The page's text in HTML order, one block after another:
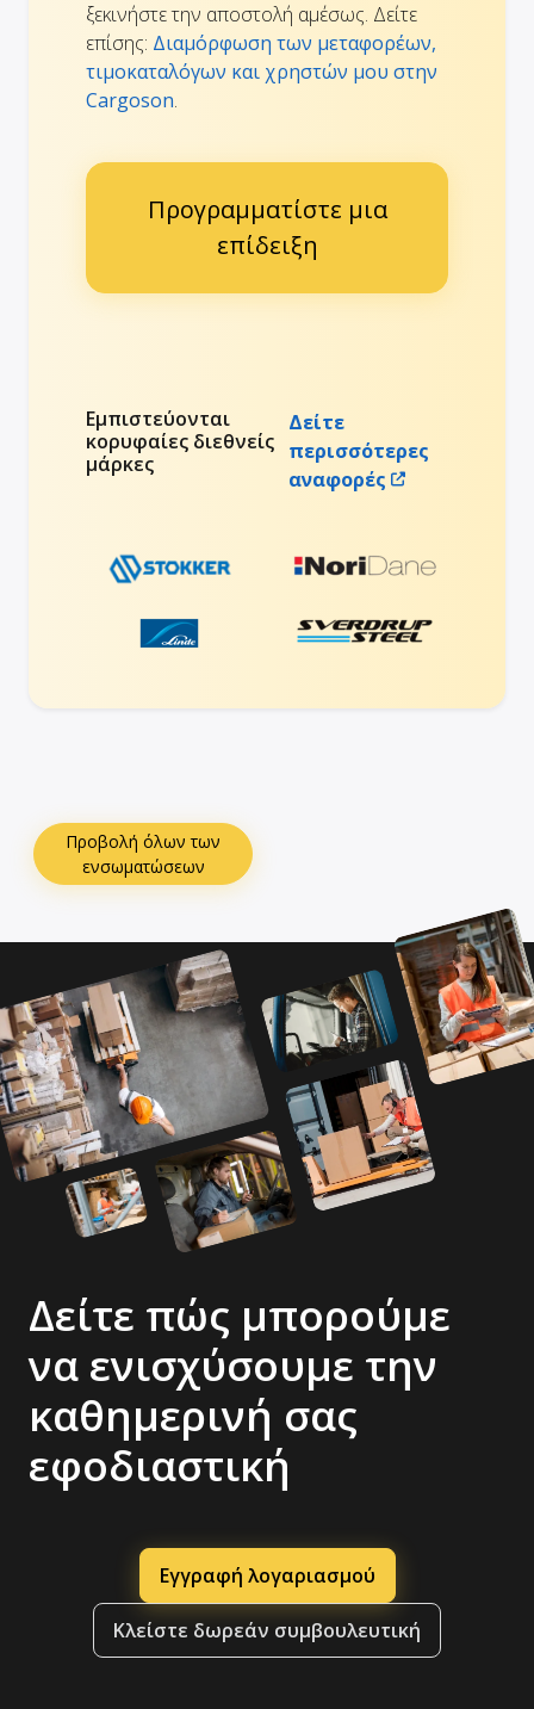
ξεκινήστε την αποστολή αμέσως. Δείτε
επίσης: Διαμόρφωση των μεταφορέων,
τιμοκαταλόγων και χρηστών μου στην
Cargoson.
Προγραμματίστε μια
επίδειξη
Εμπιστεύονται
κορυφαίες διεθνείς
μάρκες
Δείτε
περισσότερες
αναφορές
Προβολή όλων των
ενσωματώσεων
Δείτε πώς μπορούμε
να ενισχύσουμε την
καθημερινή σας
εφοδιαστική
Εγγραφή λογαριασμού
Κλείστε δωρεάν συμβουλευτική